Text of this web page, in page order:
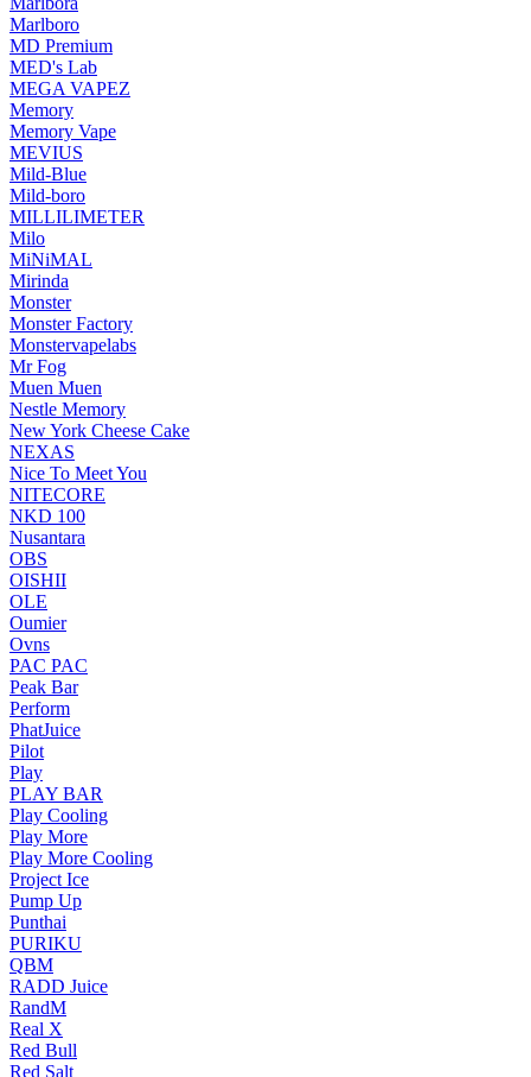
Marlboro
MD Premium
MED's Lab
MEGA VAPEZ
Memory
Memory Vape
MEVIUS
Mild-Blue
Mild-boro
MILLILIMETER
Milo
MiNiMAL
Mirinda
Monster
Monster Factory
Monstervapelabs
Mr Fog
Muen Muen
Nestle Memory
New York Cheese Cake
NEXAS
Nice To Meet You
NITECORE
NKD 100
Nusantara
OBS
OISHII
OLE
Oumier
Ovns
PAC PAC
Peak Bar
Perform
PhatJuice
Pilot
Play
PLAY BAR
Play Cooling
Play More
Play More Cooling
Project Ice
Pump Up
Punthai
PURIKU
QBM
RADD Juice
RandM
Real X
Red Bull
Red Salt